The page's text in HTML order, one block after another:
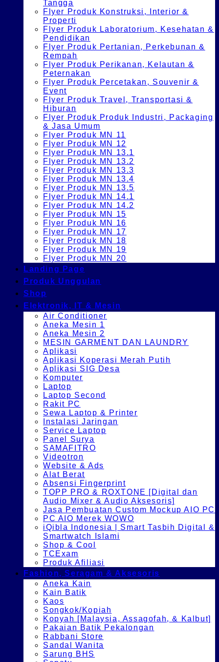
Tangga
Flyer Produk Konstruksi, Interior &
Properti
Flyer Produk Laboratorium, Kesehatan &
Pendidikan
Flyer Produk Pertanian, Perkebunan &
Rempah
Flyer Produk Perikanan, Kelautan &
Peternakan
Flyer Produk Percetakan, Souvenir &
Event
Flyer Produk Travel, Transportasi &
Hiburan
Flyer Produk Produk Industri, Packaging
& Jasa Umum
Flyer Produk MN 11
Flyer Produk MN 12
Flyer Produk MN 13.1
Flyer Produk MN 13.2
Flyer Produk MN 13.3
Flyer Produk MN 13.4
Flyer Produk MN 13.5
Flyer Produk MN 14.1
Flyer Produk MN 14.2
Flyer Produk MN 15
Flyer Produk MN 16
Flyer Produk MN 17
Flyer Produk MN 18
Flyer Produk MN 19
Flyer Produk MN 20
Landing Page
Produk Unggulan
Shop
Elektronik, IT & Mesin
Air Conditioner
Aneka Mesin 1
Aneka Mesin 2
MESIN GARMENT DAN LAUNDRY
Aplikasi
Aplikasi Koperasi Merah Putih
Aplikasi SIG Desa
Komputer
Laptop
Laptop Second
Rakit PC
Sewa Laptop & Printer
Instalasi Jaringan
Service Laptop
Panel Surya
SAMAFITRO
Videotron
Website & Ads
Alat Berat
Absensi Fingerprint
TOPP PRO & ROXTONE [Digital dan
Audio Mixer & Audio Aksesoris]
Jasa Pembuatan Custom Mockup AIO PC
PC AIO Merek WOWO
iQibla Indonesia | Smart Tasbih Digital &
Smartwatch Islami
Shop & Cool
TCExam
Produk Afiliasi
Fashion, Seragam & Aksesoris
Aneka Kain
Kain Batik
Kaos
Songkok/Kopiah
Kopyah [Malaysia, Assagofah, & Kalbut]
Pakaian Batik Pekalongan
Rabbani Store
Sandal Wanita
Sarung BHS